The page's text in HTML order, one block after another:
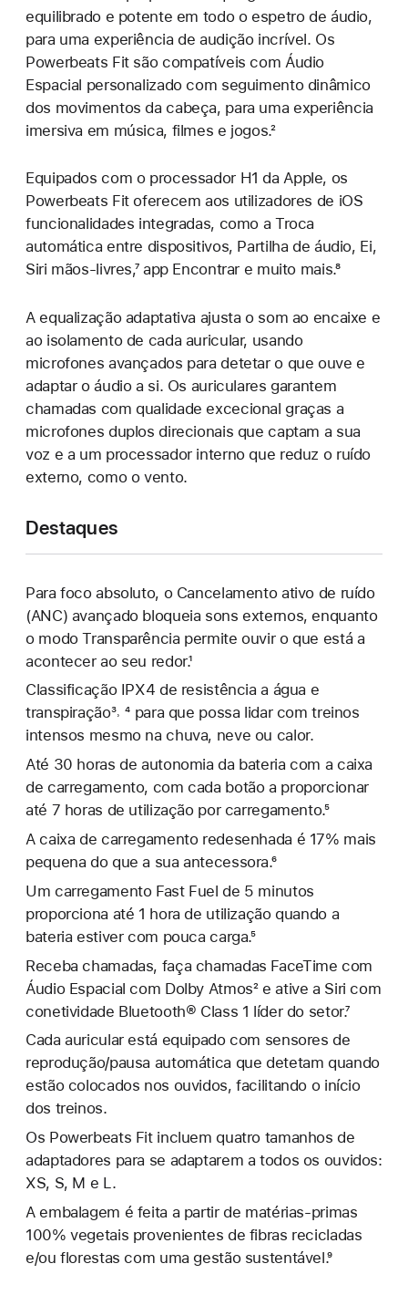
equilibrado e potente em todo o espetro de áudio,
para uma experiência de audição incrível. Os
Powerbeats Fit são compatíveis com Áudio
Espacial personalizado com seguimento dinâmico
dos movimentos da cabeça, para uma experiência
imersiva em música, filmes e jogos.²
Equipados com o processador H1 da Apple, os
Powerbeats Fit oferecem aos utilizadores de iOS
funcionalidades integradas, como a Troca
automática entre dispositivos, Partilha de áudio, Ei,
Siri mãos-livres,⁷ app Encontrar e muito mais.⁸
A equalização adaptativa ajusta o som ao encaixe e
ao isolamento de cada auricular, usando
microfones avançados para detetar o que ouve e
adaptar o áudio a si. Os auriculares garantem
chamadas com qualidade excecional graças a
microfones duplos direcionais que captam a sua
voz e a um processador interno que reduz o ruído
externo, como o vento.
Destaques
Para foco absoluto, o Cancelamento ativo de ruído
(ANC) avançado bloqueia sons externos, enquanto
o modo Transparência permite ouvir o que está a
acontecer ao seu redor.¹
Classificação IPX4 de resistência a água e
transpiração³˒ ⁴ para que possa lidar com treinos
intensos mesmo na chuva, neve ou calor.
Até 30 horas de autonomia da bateria com a caixa
de carregamento, com cada botão a proporcionar
até 7 horas de utilização por carregamento.⁵
A caixa de carregamento redesenhada é 17% mais
pequena do que a sua antecessora.⁶
Um carregamento Fast Fuel de 5 minutos
proporciona até 1 hora de utilização quando a
bateria estiver com pouca carga.⁵
Receba chamadas, faça chamadas FaceTime com
Áudio Espacial com Dolby Atmos² e ative a Siri com
conetividade Bluetooth® Class 1 líder do setor.⁷
Cada auricular está equipado com sensores de
reprodução/pausa automática que detetam quando
estão colocados nos ouvidos, facilitando o início
dos treinos.
Os Powerbeats Fit incluem quatro tamanhos de
adaptadores para se adaptarem a todos os ouvidos:
XS, S, M e L.
A embalagem é feita a partir de matérias‑primas
100% vegetais provenientes de fibras recicladas
e/ou florestas com uma gestão sustentável.⁹